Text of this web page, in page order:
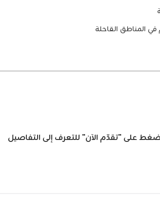
في المناطق القاحلة
على "تقدّم الآن" للتعرف إلى التفاصيل